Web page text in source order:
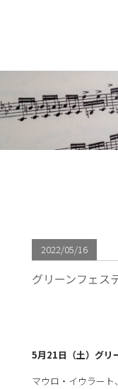
2022/05/16
グリーンフェス
5月21日（土）グリ
マウロ・イウラー